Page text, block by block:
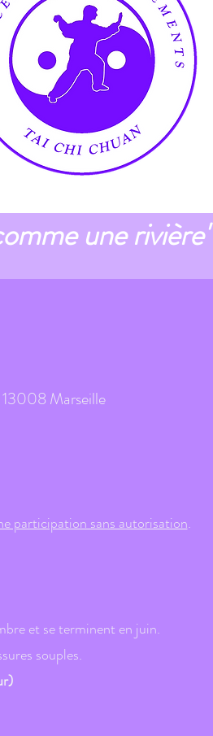
une rivière"
Marseille
participation sans autorisation.
et se terminent en juin.
souples.